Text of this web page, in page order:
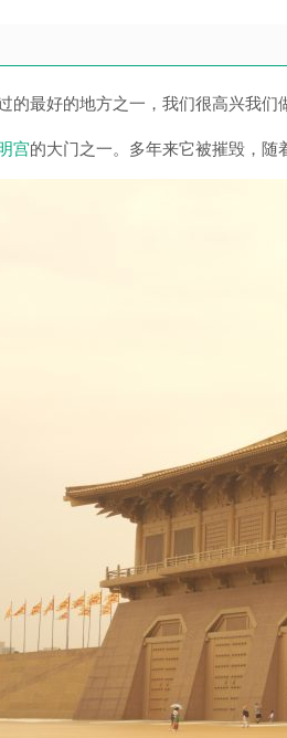
的最好的地方之一，我们很高兴我
宫的大门之一。多年来它被摧毁，